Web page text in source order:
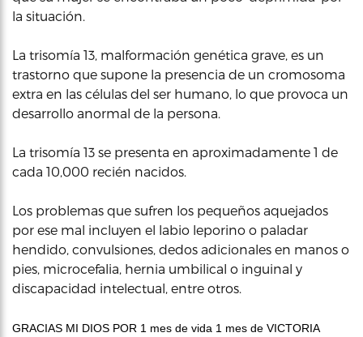
la situación.
La trisomía 13, malformación genética grave, es un
trastorno que supone la presencia de un cromosoma
extra en las células del ser humano, lo que provoca un
desarrollo anormal de la persona.
La trisomía 13 se presenta en aproximadamente 1 de
cada 10,000 recién nacidos.
Los problemas que sufren los pequeños aquejados
por ese mal incluyen el labio leporino o paladar
hendido, convulsiones, dedos adicionales en manos o
pies, microcefalia, hernia umbilical o inguinal y
discapacidad intelectual, entre otros.
GRACIAS MI DIOS POR 1 mes de vida 1 mes de VICTORIA